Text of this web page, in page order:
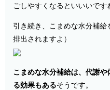
ごしやすくなるといいいです
引き続き、 こまめな水分補給
排出されますよ）
こまめな水分補給は、代謝や
る効果もあるそうです。